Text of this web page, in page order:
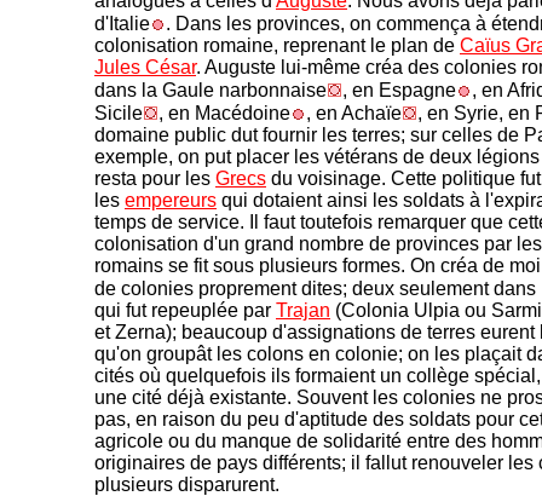
d'Italie
. Dans les provinces, on commença à
colonisation romaine, reprenant le plan de Caïus
Jules César. Auguste lui-même créa des colonies
dans la Gaule narbonnaise
, en Espagne
, en
Sicile
, en Macédoine , en Achaïe
, en Syrie, en
domaine public dut fournir les terres; sur celles de
exemple, on put placer les vétérans de deux
resta pour les Grecs du voisinage. Cette politique
les empereurs qui dotaient ainsi les soldats à
temps de service. Il faut toutefois remarquer que
colonisation d'un grand nombre de provinces par
romains se fit sous plusieurs formes. On créa de
de colonies proprement dites; deux seulement dans
qui fut repeuplée par Trajan (Colonia Ulpia ou
et Zerna); beaucoup d'assignations de terres eurent
qu'on groupât les colons en colonie; on les plaçait
cités où quelquefois ils formaient un collège
une cité déjà existante. Souvent les colonies ne
pas, en raison du peu d'aptitude des soldats pour
agricole ou du manque de solidarité entre des
originaires de pays différents; il fallut renouveler les
plusieurs disparurent.